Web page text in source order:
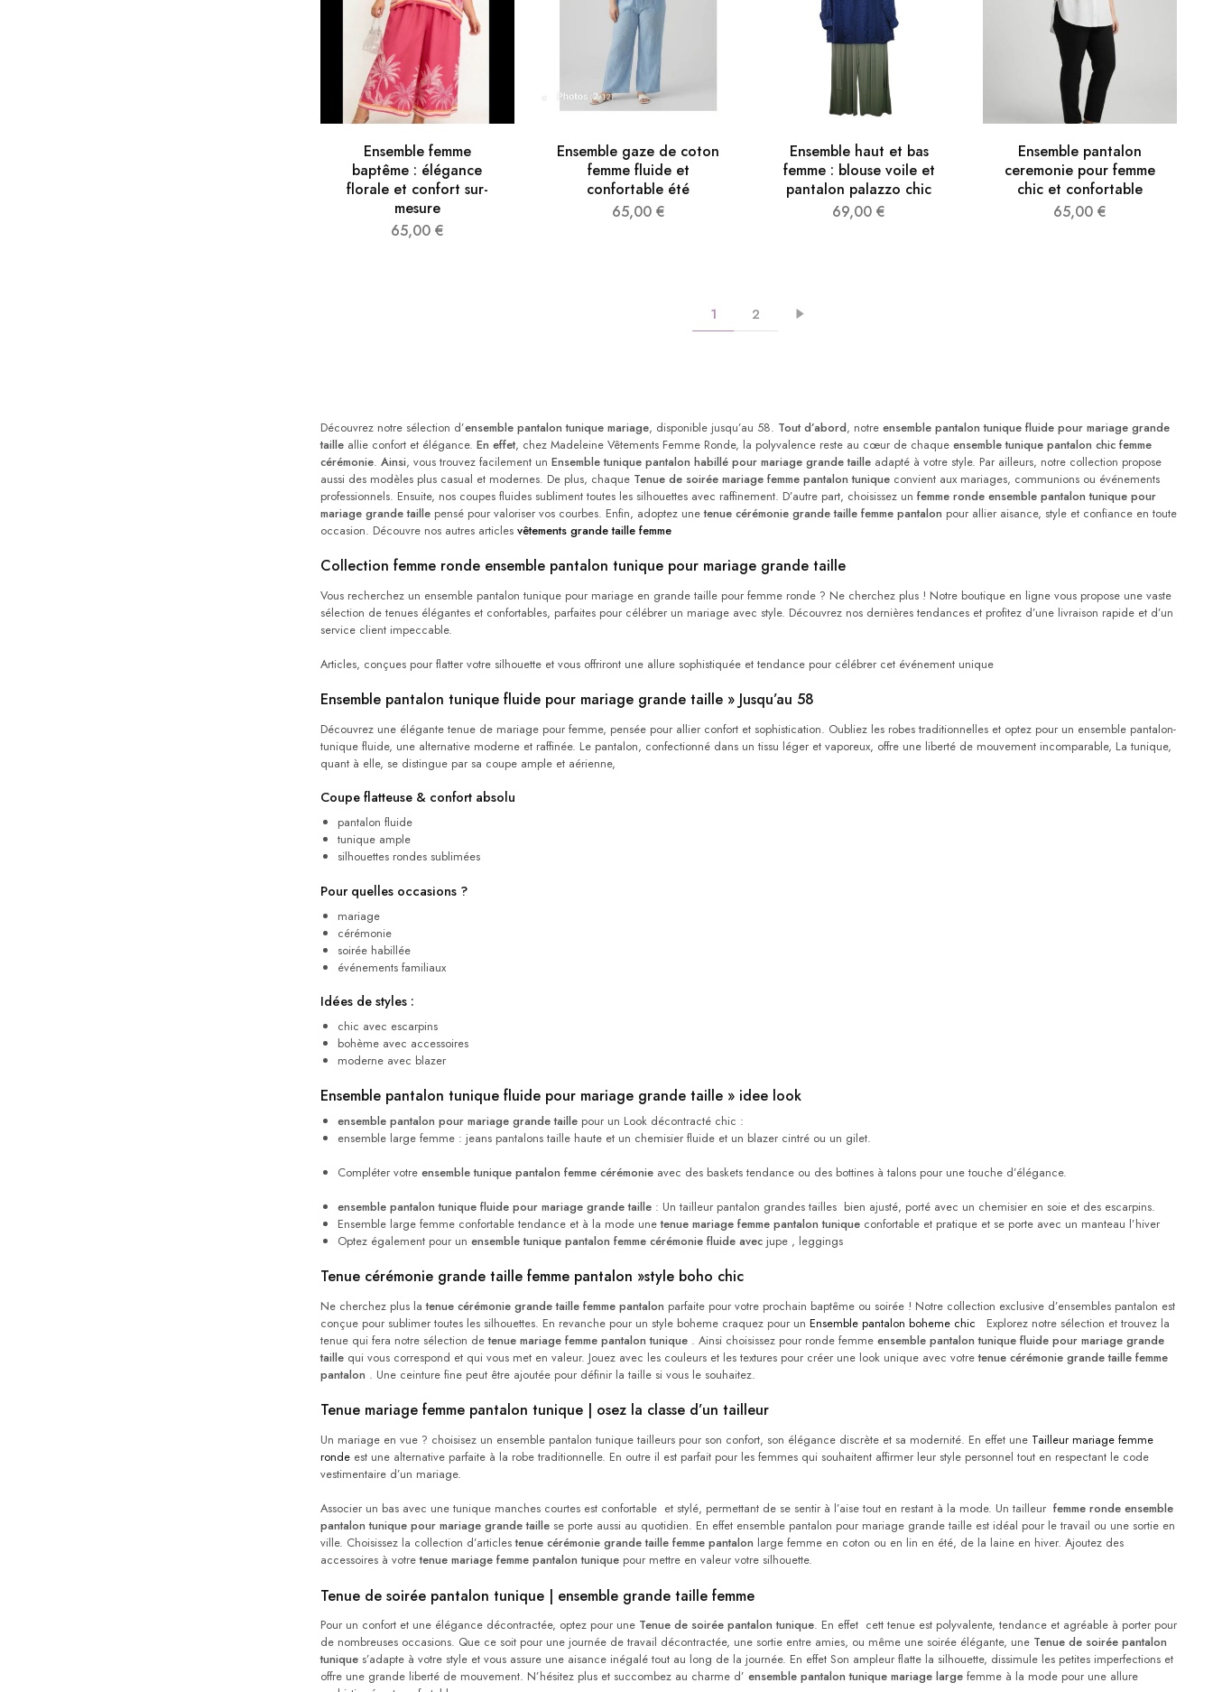
Ensemble femme
baptême : élégance
florale et confort sur-
mesure
65,00 €
Ensemble gaze de coton
femme fluide et
confortable été
65,00 €
Ensemble haut et bas
femme : blouse voile et
pantalon palazzo chic
69,00€
Ensemble pantalon
ceremonie pour femme
chic et confortable
65,00€
1 2
Découvrez notre sélection d’ensemble pantalon tunique mariage, disponible jusqu’au 58. Tout d’abord, notre ensemble pantalon tunique fluide pour mariage grande
taille allie confort et élégance. En effet, chez Madeleine Vêtements Femme Ronde, la polyvalence reste au cœur de chaque ensemble tunique pantalon chic femme
cérémonie. Ainsi, vous trouvez facilement un Ensemble tunique pantalon habillé pour mariage grande taille adapté à votre style. Par ailleurs, notre collection propose
aussi des modèles plus casual et modernes. De plus, chaque Tenue de soirée mariage femme pantalon tunique convient aux mariages, communions ou événements
professionnels. Ensuite, nos coupes fluides subliment toutes les silhouettes avec raffinement. D’autre part, choisissez un femme ronde ensemble pantalon tunique pour
mariage grande taille pensé pour valoriser vos courbes. Enfin, adoptez unetenue cérémonie grande taille femme pantalon pour allier aisance, style et confiance en toute
occasion. Découvre nos autres articles vêtements grande taille femme
Collection femme ronde ensemble pantalon tunique pour mariage grande taille
Vous recherchez un ensemble pantalon tunique pour mariage en grande taille pour femme ronde ? Ne cherchez plus ! Notre boutique en ligne vous propose une vaste
sélection de tenues élégantes et confortables, parfaites pour célébrer un mariage avec style. Découvrez nos dernières tendances et profitez d’une livraison rapide et d’un
service client impeccable.
Articles, conçues pour flatter votre silhouette et vous offriront une allure sophistiquée et tendance pour célébrer cet événement unique
Ensemble pantalon tunique fluide pour mariage grande taille » Jusqu’au 58
Découvrez une élégante tenue de mariage pour femme, pensée pour allier confort et sophistication. Oubliez les robes traditionnelles et optez pour un ensemble pantalon-
tunique fluide, une alternative moderne et raffinée. Le pantalon, confectionné dans un tissu léger et vaporeux, offre une liberté de mouvement incomparable, La tunique,
quant à elle, se distingue par sa coupe ample et aérienne,
Coupe flatteuse & confort absolu
pantalon fluide
tunique ample
silhouettes rondes sublimées
Pour quelles occasions ?
mariage
cérémonie
soirée habillée
événements familiaux
Idées de styles :
chic avec escarpins
bohème avec accessoires
moderne avec blazer
Ensemble pantalon tunique fluide pour mariage grande taille » idee look
ensemble pantalon pour mariage grande taille​ pour un Look décontracté chic :
ensemble large femme​ ​: jeans pantalons taille haute et un chemisier fluide et un blazer cintré ou un gilet.
Compléter votreensemble tunique pantalon femme cérémonie avec des baskets tendance ou des bottines à talons pour une touche d’élégance.
ensemble pantalon tunique fluide pour mariage grande taille : Un tailleur pantalon grandes tailles bien ajusté, porté avec un chemisier en soie et des escarpins.
Ensemble large femme​ ​confortable tendance et à la mode une​tenue mariage femme pantalon tunique confortable et pratique et se porte avec un manteau l’hiver
Optez également pour unensemble tunique pantalon femme cérémonie fluide avec jupe , leggings
Tenue cérémonie grande taille femme pantalon »style boho chic
Ne cherchez plus latenue cérémonie grande taille femme pantalon ​ parfaite pour votre prochain baptême ou soirée ! Notre collection exclusive d’ensembles pantalon est
conçue pour sublimer toutes les silhouettes. En revanche pour un style boheme craquez pour un Ensemble pantalon boheme chic
Explorez notre sélection et trouvez la
tenue qui fera notre sélection detenue mariage femme pantalon tunique​ . Ainsi choisissez pour ronde femme ensemble pantalon tunique fluide pour mariage grande
taille qui vous correspond et qui vous met en valeur. Jouez avec les couleurs et les textures pour créer une look unique avec votretenue cérémonie grande taille femme
pantalon . Une ceinture fine peut être ajoutée pour définir la taille si vous le souhaitez.
Tenue mariage femme pantalon tunique | osez la classe d’un tailleur
Un mariage en vue ? choisisez un ensemble pantalon tunique tailleurs pour son confort, son élégance discrète et sa modernité. En effet une Tailleur mariage femme
ronde est une alternative parfaite à la robe traditionnelle. En outre il est parfait pour les femmes qui souhaitent affirmer leur style personnel tout en respectant le code
vestimentaire d’un mariage.
Associer un bas avec une tunique manches courtes est confortable et stylé, permettant de se sentir à l’aise tout en restant à la mode. Un tailleur femme ronde ensemble
pantalon tunique pour mariage grande taille se porte aussi au quotidien. En effet ensemble pantalon pour mariage grande taille est idéal pour le travail ou une sortie en
ville. Choisissez la collection d’articlestenue cérémonie grande taille femme pantalon large femme​ ​en coton ou en lin en été, de la laine en hiver. Ajoutez des
accessoires à votretenue mariage femme pantalon tunique ​pour mettre en valeur votre silhouette.
Tenue de soirée pantalon tunique | ensemble grande taille femme
Pour un confort et une élégance décontractée, optez pour une Tenue de soirée pantalon tunique. En effet cett tenue est polyvalente, tendance et agréable à porter pour
de nombreuses occasions. Que ce soit pour une journée de travail décontractée, une sortie entre amies, ou même une soirée élégante, une Tenue de soirée pantalon
tunique s’adapte à votre style et vous assure une aisance inégalé tout au long de la journée. En effet Son ampleur flatte la silhouette, dissimule les petites imperfections et
offre une grande liberté de mouvement. N’hésitez plus et succombez au charme d’ ensemble pantalon tunique mariage​ large femme​ à la mode pour une allure